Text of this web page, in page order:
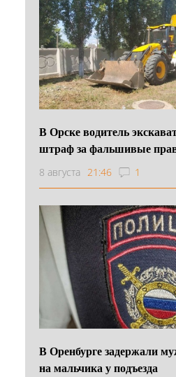
В Орске водитель
штраф за фальшивые
8 августа 21:46 1
В Оренбурге задержали
на мальчика у подъезда